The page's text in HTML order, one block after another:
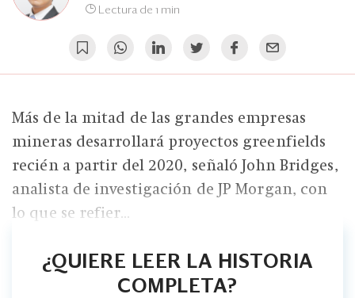
Blogs
Ranking CEO
Lectura de 1 min
Más de la mitad de las grandes empresas
mineras desarrollará proyectos greenfields
recién a partir del 2020, señaló John Bridges,
analista de investigación de JP Morgan, con
lo que se refier...
¿QUIERE LEER LA HISTORIA
COMPLETA?